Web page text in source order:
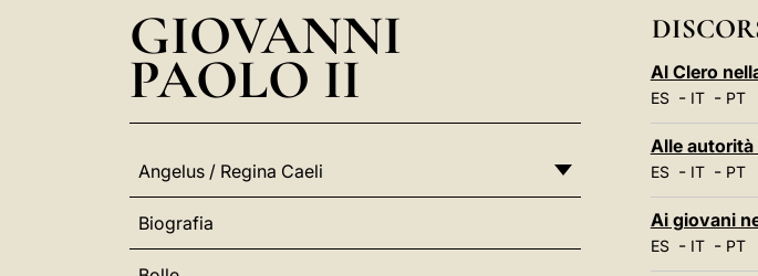
GIOVANNI
PAOLO II
Angelus / Regina Caeli
Biografia
Al Clero
ES- IT- PT
Alle
ES- IT- PT
Ai giovani
ES- IT- PT